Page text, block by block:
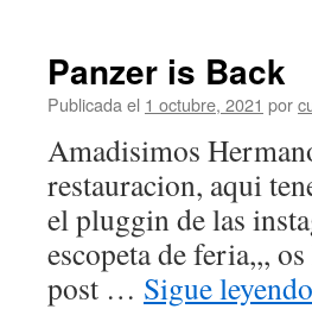
Panzer is Back
Publicada el 1 octubre, 2021 por
Amadisimos
restauracion, aqui
el pluggin de las
escopeta de feria,,,
post … Sigue leyendo